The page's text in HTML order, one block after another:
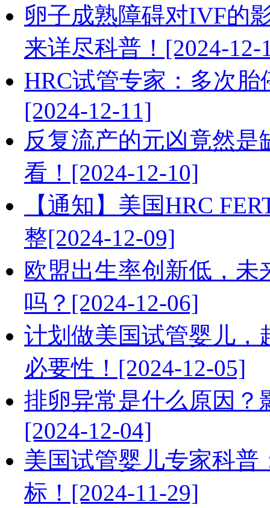
卵子成熟障碍对IVF的
来详尽科普！[2024-12-
HRC试管专家：多次
[2024-12-11]
反复流产的元凶竟然
看！[2024-12-10]
【通知】美国HRC
整[2024-12-09]
欧盟出生率创新低，
吗？[2024-12-06]
计划做美国试管婴儿，
必要性！[2024-12-05]
排卵异常是什么原因？
[2024-12-04]
美国试管婴儿专家科普
标！[2024-11-29]